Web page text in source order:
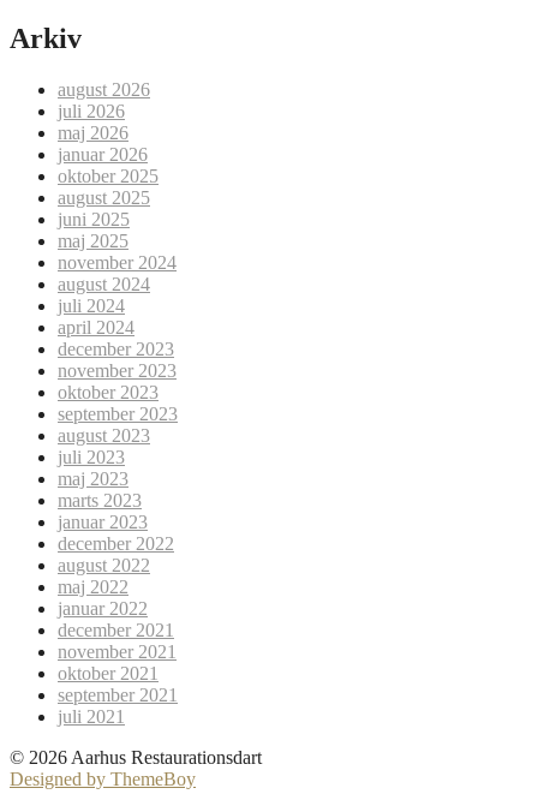
Arkiv
august 2026
juli 2026
maj 2026
januar 2026
oktober 2025
august 2025
juni 2025
maj 2025
november 2024
august 2024
juli 2024
april 2024
december 2023
november 2023
oktober 2023
september 2023
august 2023
juli 2023
maj 2023
marts 2023
januar 2023
december 2022
august 2022
maj 2022
januar 2022
december 2021
november 2021
oktober 2021
september 2021
juli 2021
© 2026 Aarhus Restaurationsdart
Designed by ThemeBoy